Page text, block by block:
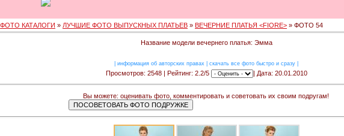
ФОТО КАТАЛОГИ » ЛУЧШИЕ ФОТО ВЫПУСКНЫХ ПЛАТЬЕВ » ВЕЧЕРНИЕ ПЛАТЬЯ <FIORE> » ФОТО 54
Название модели вечернего платья: Эмма
информация об авторских правах скачать все фото быстро и сразу
Просмотров: 2548 | Рейтинг: 2.2/5 | Дата: 20.01.2010
Вы можете: оценивать фото, комментировать и советовать их своим подругам!